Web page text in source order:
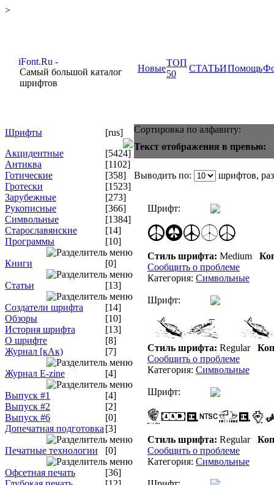
>
Самый большой каталог
шрифтов
Новые
ТОП
50
СТАТЬИПомощь
Шрифты
[rus]
Акцидентные
[5424]
Антиква
[1102]
Готические
[358]
Гротески
[1523]
Зарубежные
[273]
Рукописные
[366]
Символьные
[1384]
Старославянские
[14]
Программы
[10]
Книги [0]
Статьи [13]
Создатели шрифта
[14]
Обзоры
[10]
История шрифта
[13]
О шрифте
[8]
Журнал [кАк)
[7]
Журнал E-zine [4]
Выпуск #1
[4]
Выпуск #2
[2]
Выпуск #6
[0]
Допечатная подготовка [3]
Печатные технологии [0]
Офсетная печать
[36]
Сортировка по алфавиту:
Текст отображения в превью:
Выводить по: шрифтов,
Шрифт:
Стиль шрифта: Medium
Сообщить о проблеме
Категория: Символьные
Шрифт:
Стиль шрифта: Regular
Сообщить о проблеме
Категория: Символьные
Шрифт:
Стиль шрифта: Regular
Сообщить о проблеме
Категория: Символьные